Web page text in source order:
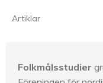
Artiklar
Folkmålsstudier